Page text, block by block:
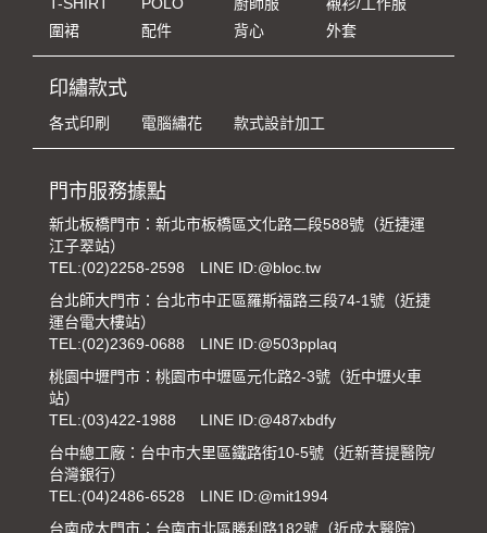
圍裙
配件 背心 外套
印繡款式
各式印刷 電腦繡花 款式設計加工
門市服務據點
新北板橋門市：新北市板橋區文化路二段588號（近捷運
江子翠站）
TEL:(02)2258-2598
LINE ID:@bloc.tw
台北師大門市：台北市中正區羅斯福路三段74-1號（近捷
運台電大樓站）
TEL:(02)2369-0688
LINE ID:@503pplaq
桃園中壢門市：桃園市中壢區元化路2-3號（近中壢火車
站）
TEL:(03)422-1988
LINE ID:@487xbdfy
台中總工廠：台中市大里區鐵路街10-5號（近新菩提醫院/
台灣銀行）
TEL:(04)2486-6528
LINE ID:@mit1994
台南成大門市：台南市北區勝利路182號（近成大醫院）